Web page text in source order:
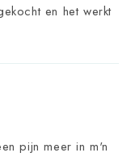
en het werkt
pijn meer in m'n